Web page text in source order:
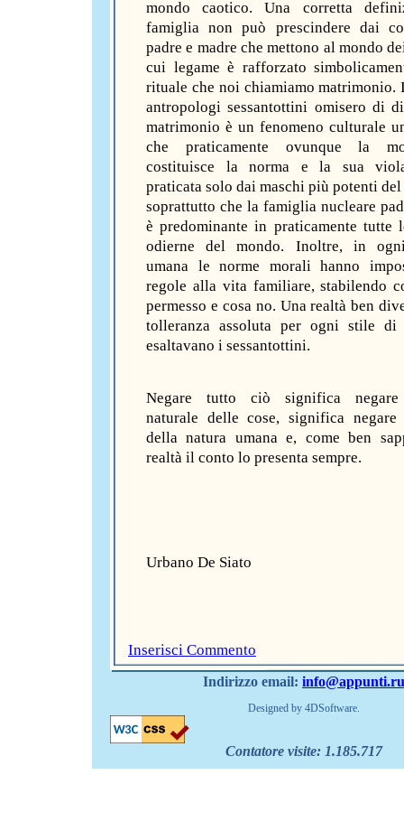
mondo caotico. Una corretta
famiglia non può prescindere dai
padre e madre che mettono al mondo
cui legame è rafforzato
rituale che noi chiamiamo
antropologi sessantottini omisero di
matrimonio è un fenomeno culturale
che praticamente ovunque la
costituisce la norma e la sua
praticata solo dai maschi più potenti
soprattutto che la famiglia nucleare
è predominante in praticamente tutte
odierne del mondo. Inoltre, in
umana le norme morali hanno
regole alla vita familiare, stabilendo
permesso e cosa no. Una realtà ben
tolleranza assoluta per ogni stile
esaltavano i sessantottini.
Negare tutto ciò significa
naturale delle cose, significa
della natura umana e, come ben
realtà il conto lo presenta sempre.
Urbano De Siato
Inserisci Commento
Indirizzo email: info@appunti.ru
Designed by 4DSoftware.
Contatore visite: 1.185.717